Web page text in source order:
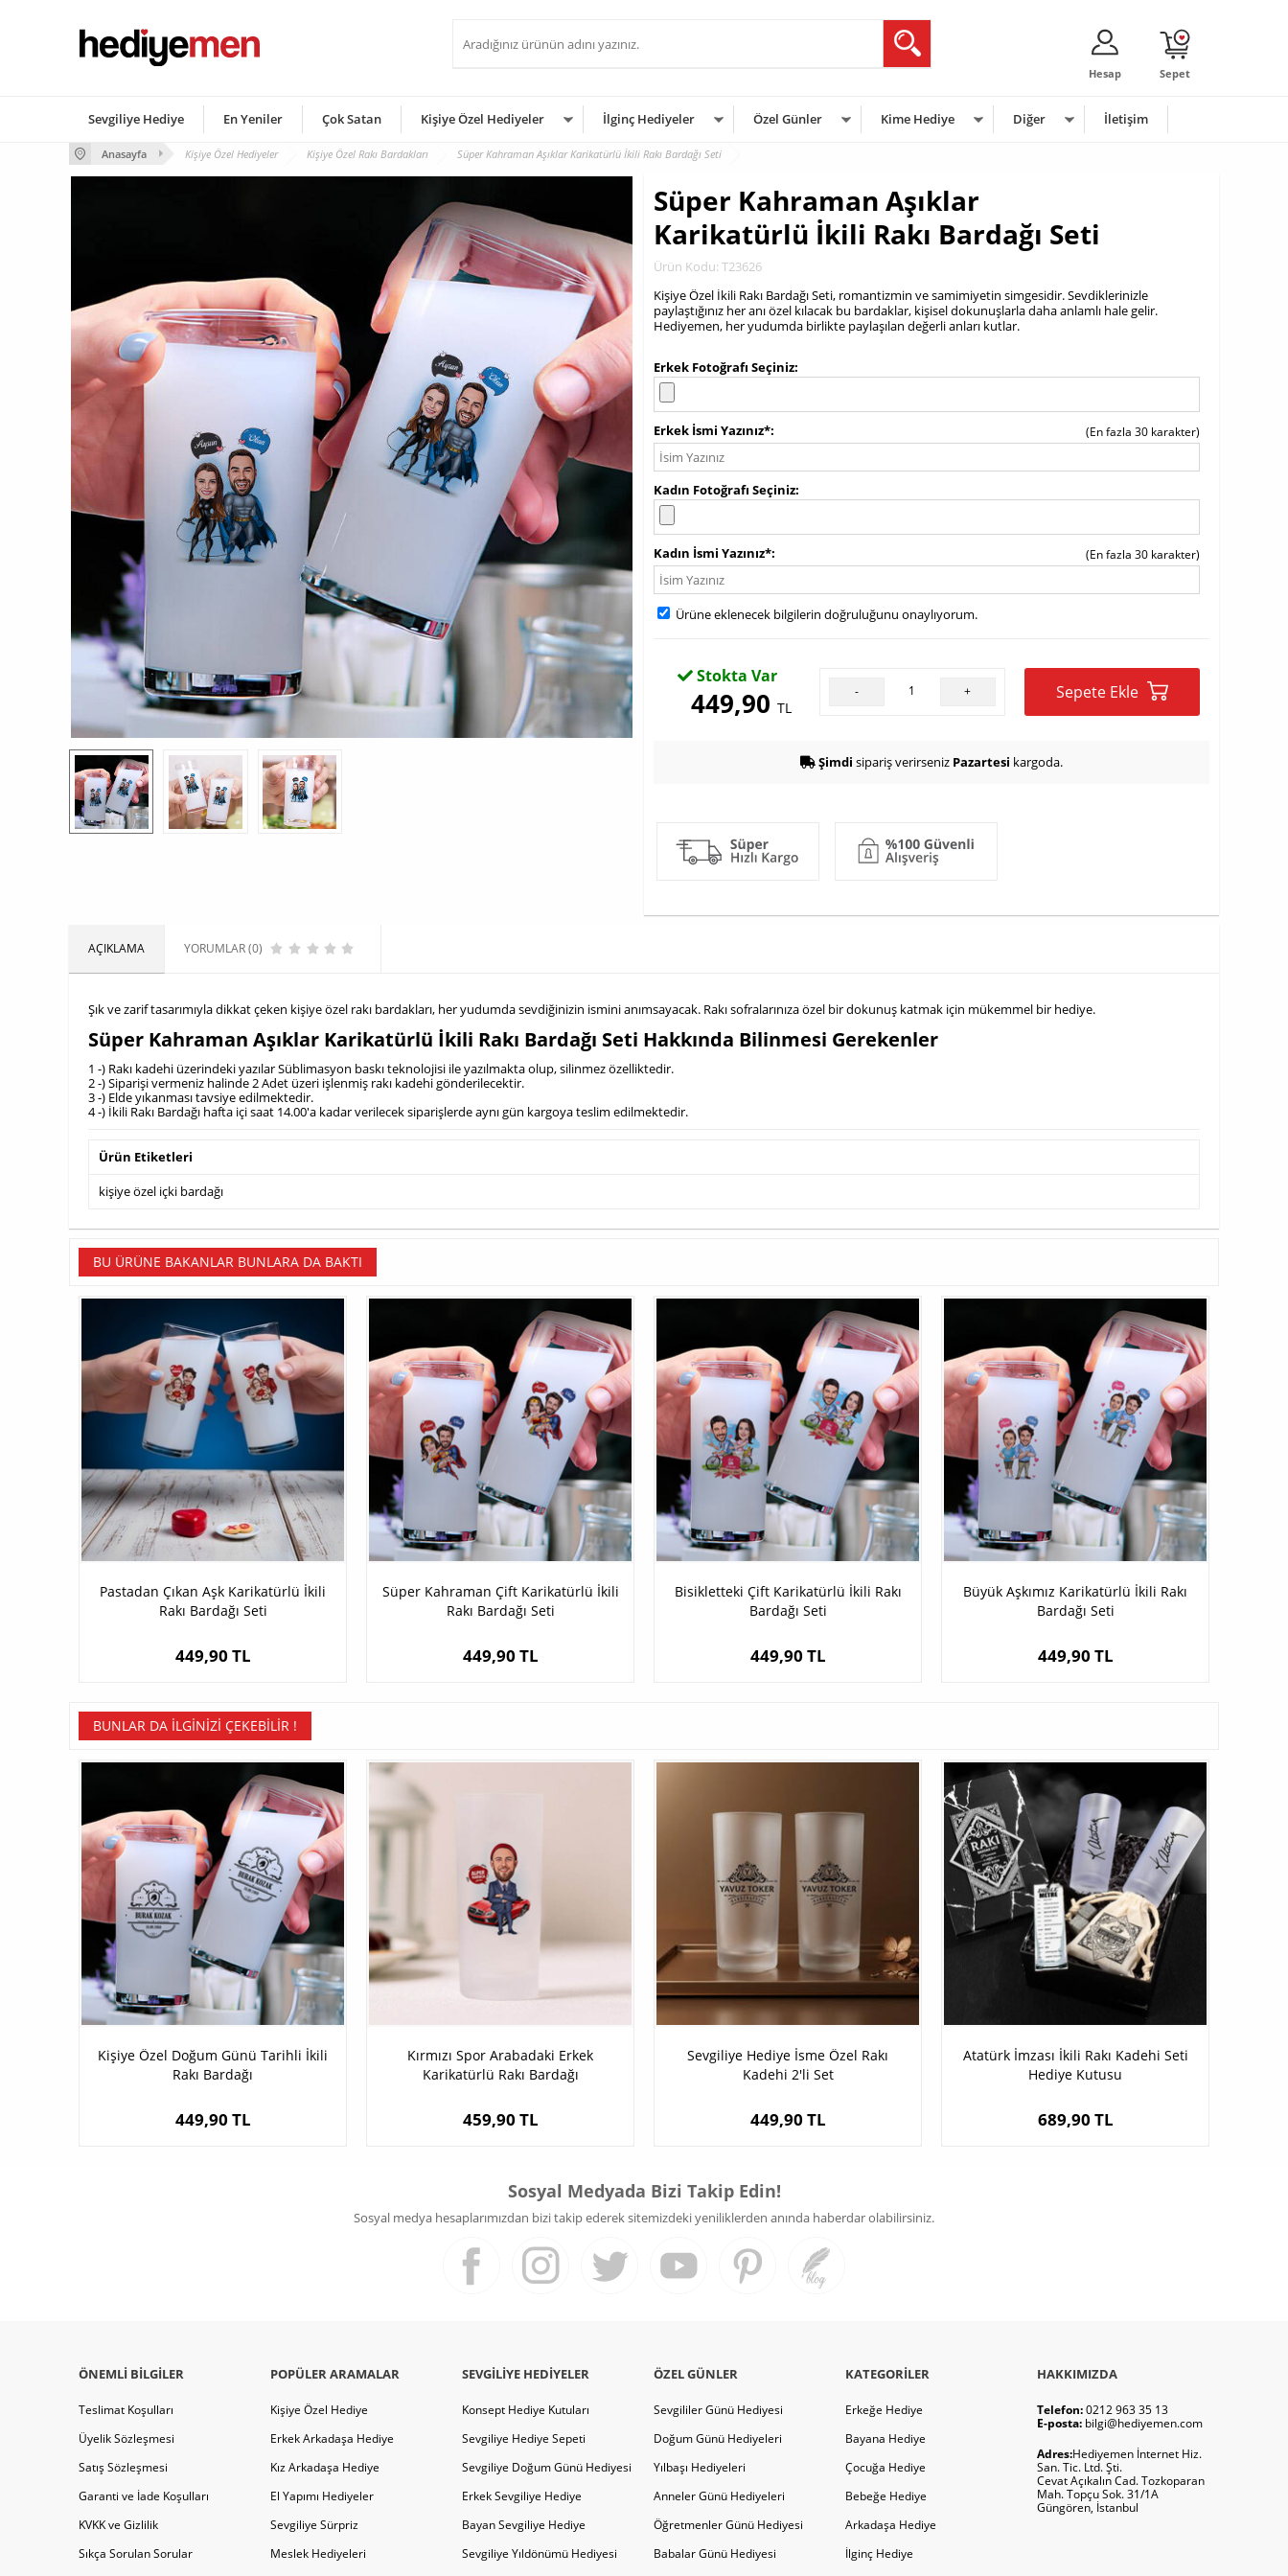
Sepet
Hesap
Sevgiliye Hediye En Yeniler Çok Satan Kişiye Özel Hediyeler İlginç Hediyeler Özel Günler Kime Hediye Diğer İletişim
Anasayfa Kişiye Özel Hediyeler Kişiye Özel Rakı Bardakları Süper Kahraman Aşıklar Karikatürlü İkili Rakı Bardağı Seti
Süper Kahraman Aşıklar
Karikatürlü İkili Rakı Bardağı Seti
Ürün Kodu: T23626
Kişiye Özel İkili Rakı Bardağı Seti, romantizmin ve samimiyetin simgesidir. Sevdiklerinizle
paylaştığınız her anı özel kılacak bu bardaklar, kişisel dokunuşlarla daha anlamlı hale gelir.
Hediyemen, her yudumda birlikte paylaşılan değerli anları kutlar.
Erkek Fotoğrafı Seçiniz
Erkek İsmi Yazınız* (En fazla 30 karakter)
Kadın Fotoğrafı Seçiniz
Kadın İsmi Yazınız* (En fazla 30 karakter)
Ürüne eklenecek bilgilerin doğruluğunu onaylıyorum.
Stokta Var
449,90TL
- + Sepete Ekle
Şimdi sipariş verirseniz Pazartesi kargoda.
AÇIKLAMA YORUMLAR (0)
Şık ve zarif tasarımıyla dikkat çeken kişiye özel rakı bardakları, her yudumda sevdiğinizin ismini anımsayacak. Rakı sofralarınıza özel bir dokunuş katmak için mükemmel bir hediye.
Süper Kahraman Aşıklar Karikatürlü İkili Rakı Bardağı Seti Hakkında Bilinmesi Gerekenler
1 -) Rakı kadehi üzerindeki yazılar Süblimasyon baskı teknolojisi ile yazılmakta olup, silinmez özelliktedir.
2 -) Siparişi vermeniz halinde 2 Adet üzeri işlenmiş rakı kadehi gönderilecektir.
3 -) Elde yıkanması tavsiye edilmektedir.
4 -) İkili Rakı Bardağı hafta içi saat 14.00'a kadar verilecek siparişlerde aynı gün kargoya teslim edilmektedir.
Ürün Etiketleri
kişiye özel içki bardağı
BU ÜRÜNE BAKANLAR BUNLARA DA BAKTI
Pastadan Çıkan Aşk Karikatürlü İkili
Rakı Bardağı Seti
449,90 TL
Süper Kahraman Çift Karikatürlü İkili
Rakı Bardağı Seti
449,90 TL
Bisikletteki Çift Karikatürlü İkili Rakı
Bardağı Seti
449,90 TL
Büyük Aşkımız Karikatürlü İkili Rakı
Bardağı Seti
449,90 TL
BUNLAR DA İLGINIZI ÇEKEBILIR !
Kişiye Özel Doğum Günü Tarihli İkili
Rakı Bardağı
449,90 TL
Kırmızı Spor Arabadaki Erkek
Karikatürlü Rakı Bardağı
459,90 TL
Sevgiliye Hediye İsme Özel Rakı
Kadehi 2'li Set
449,90 TL
Atatürk İmzası İkili Rakı Kadehi Seti
Hediye Kutusu
689,90 TL
Sosyal Medyada Bizi Takip Edin!
Sosyal medya hesaplarımızdan bizi takip ederek sitemizdeki yeniliklerden anında haberdar olabilirsiniz.
ÖNEMLI BILGILER
Teslimat Koşulları
Üyelik Sözleşmesi
Satış Sözleşmesi
Garanti ve İade Koşulları
KVKK ve Gizlilik
Sıkça Sorulan Sorular
POPÜLER ARAMALAR
Kişiye Özel Hediye
Erkek Arkadaşa Hediye
Kız Arkadaşa Hediye
El Yapımı Hediyeler
Sevgiliye Sürpriz
Meslek Hediyeleri
SEVGILIYE HEDIYELER
Konsept Hediye Kutuları
Sevgiliye Hediye Sepeti
Sevgiliye Doğum Günü Hediyesi
Erkek Sevgiliye Hediye
Bayan Sevgiliye Hediye
Sevgiliye Yıldönümü Hediyesi
ÖZEL GÜNLER
Sevgililer Günü Hediyesi
Doğum Günü Hediyeleri
Yılbaşı Hediyeleri
Anneler Günü Hediyeleri
Öğretmenler Günü Hediyesi
Babalar Günü Hediyesi
KATEGORILER
Erkeğe Hediye
Bayana Hediye
Çocuğa Hediye
Bebeğe Hediye
Arkadaşa Hediye
İlginç Hediye
HAKKIMIZDA
Telefon:0212 963 35 13
E-posta: bilgi@hediyemen.com
Adres:Hediyemen İnternet Hiz.
San. Tic. Ltd. Şti.
Cevat Açıkalın Cad. Tozkoparan
Mah. Topçu Sok. 31/1A
Güngören, İstanbul